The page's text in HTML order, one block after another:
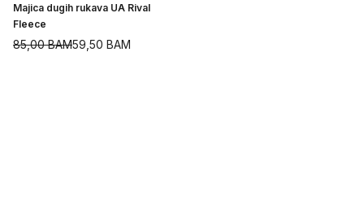
Majica dugih rukava UA Rival
Fleece
59,50 BAM
85,00BAM